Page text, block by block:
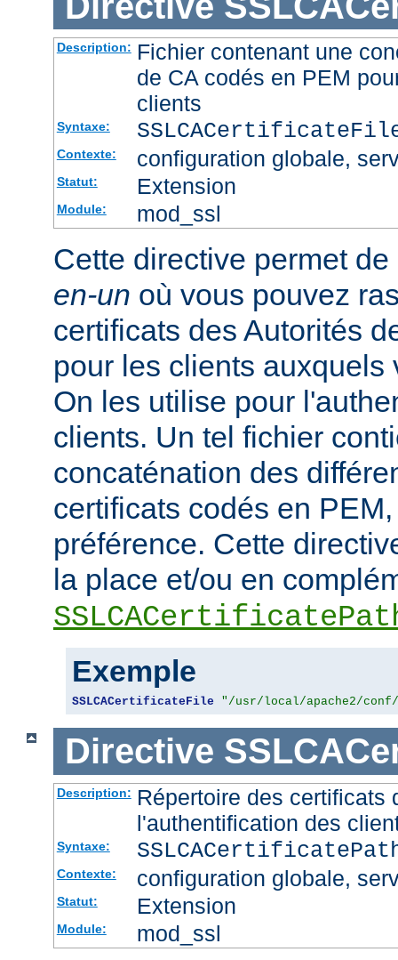
Description: Fichier contenant une
de CA codés en PEM
clients
Syntaxe:
Contexte: configuration globale,
Statut: Extension
Module: mod_ssl
Cette directive permet
en-un où vous pouvez
certificats des Autorités
pour les clients auxquels
On les utilise pour
clients. Un tel fichier
concaténation des
certificats codés en
préférence. Cette
la place et/ou en
Exemple
SSLCACertificateFile "/usr/local/apache2/
Directive
Description: Répertoire des certificats
l'authentification des
Syntaxe:
Contexte: configuration globale,
Statut: Extension
Module: mod_ssl